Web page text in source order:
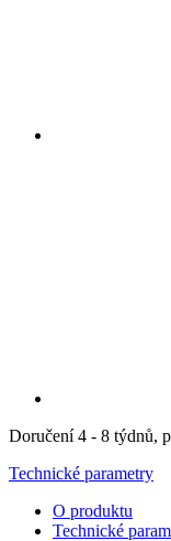
Doručení 4 - 8 týdnů,
Technické parametry
O produktu
Technické